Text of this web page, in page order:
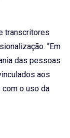
transcritores
“Em
das pessoas
aos
o uso da